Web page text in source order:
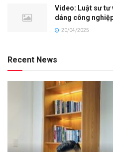
Video: Luật sư tư
dáng công
20/04/2025
Recent News